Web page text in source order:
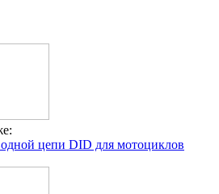
цепи DID для мотоциклов